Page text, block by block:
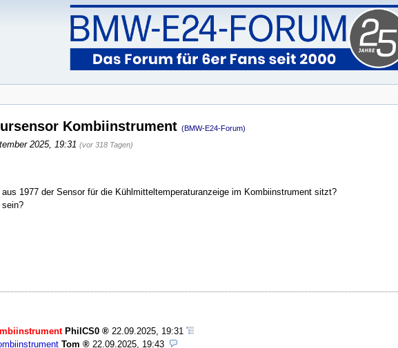
Kombiinstrument (BMW-E24-Forum)
2025, 19:31 (vor 318 Tagen)
1977 der Sensor für die Kühlmitteltemperaturanzeige im Kombiinstrument sitzt?
sein?
PhilCS0
22.09.2025, 19:31
Tom
22.09.2025, 19:43